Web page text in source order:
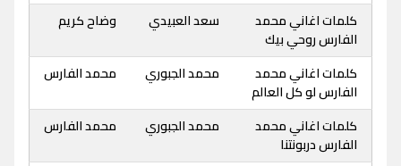
كلمات اغاني محمد
الفارس روحي بيك
سعد العبيدي وضاح كريم
كلمات اغاني محمد
الفارس لو كل العالم
محمد الجبوري محمد الفارس
كلمات اغاني محمد
الفارس دربونتنا
محمد الجبوري محمد الفارس